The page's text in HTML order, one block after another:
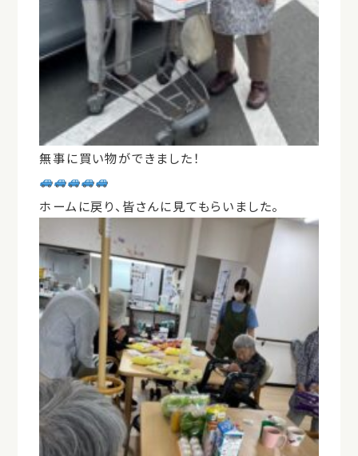
無事に買い物ができました！
ホームに戻り、皆さんに見てもらいました。